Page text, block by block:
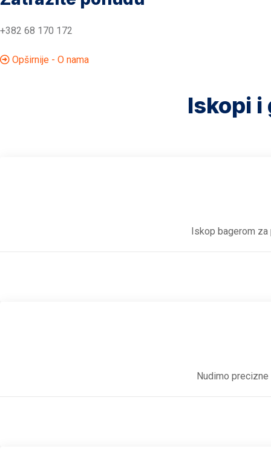
+382 68 170 172
Opširnije - O nama
Iskopi i
Iskop bagerom za
Nudimo